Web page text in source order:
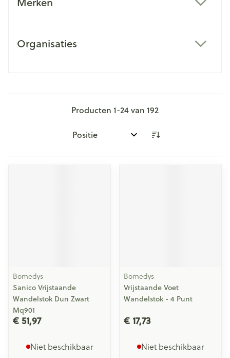
Organisaties
Producten 1-24van 192
Sorteer op:
Bomedys
Sanico Vrijstaande
Wandelstok Dun Zwart
Mq901
€ 51,97
Niet beschikbaar
Bomedys
Vrijstaande Voet
Wandelstok - 4 Punt
€ 17,73
Niet beschikbaar